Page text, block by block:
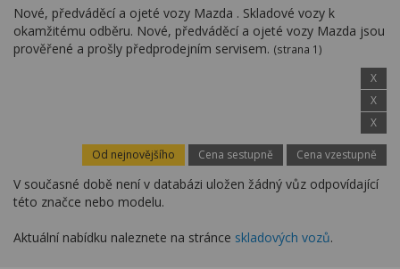
Nové, předváděcí a ojeté vozy Mazda . Skladové vozy k
okamžitému odběru. Nové, předváděcí a ojeté vozy Mazda jsou
prověřené a prošly předprodejním servisem. (strana 1)
X
X
X
Od nejnovějšího Cena sestupně Cena vzestupně
V současné době není v databázi uložen žádný vůz odpovídající
této značce nebo modelu.
Aktuální nabídku naleznete na stránce skladových vozů.